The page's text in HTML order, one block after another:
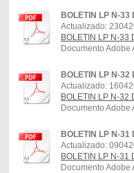
BOLETIN LP N-33
Actualizado:
BOLETIN LP N-33
Documento Adobe
BOLETIN LP N-32
Actualizado:
BOLETIN LP N-32
Documento Adobe
BOLETIN LP N-31
Actualizado:
BOLETIN LP N-31
Documento Adobe